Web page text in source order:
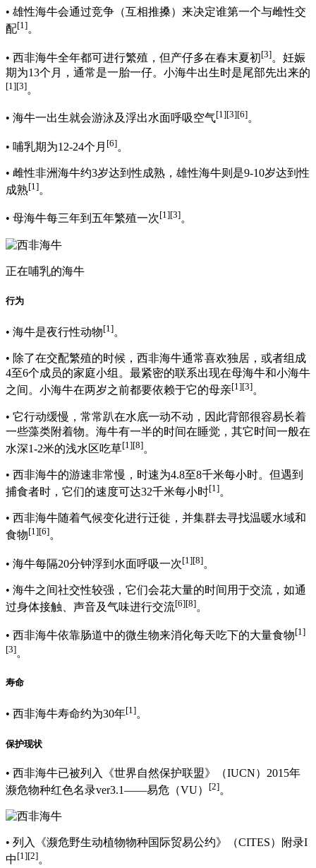
• 雄性海牛会通过竞争（互相推搡）来决定谁第一个与雌性交
配[1]。
• 西非海牛全年都可进行繁殖，但产仔多在春末夏初[3]。妊娠
期为13个月，通常是一胎一仔。小海牛出生时是尾部先出来的
[1][3]。
• 海牛一出生就会游泳及浮出水面呼吸空气[1][3][6]。
• 哺乳期为12-24个月 [6]。
• 雌性非洲海牛约3岁达到性成熟，雄性海牛则是9-10岁达到性
成熟[1]。
• 母海牛每三年到五年繁殖一次[1][3]。
正在哺乳的海牛
行为
• 海牛是夜行性动物[1]。
• 除了在交配繁殖的时候，西非海牛通常喜欢独居，或者组成
4至6个成员的家庭小组。最紧密的联系出现在母海牛和小海牛
之间。小海牛在两岁之前都要依赖于它的母亲[1][3]。
• 它行动缓慢，常常趴在水底一动不动，因此背部很容易长着
一些藻类附着物。海牛有一半的时间在睡觉，其它时间一般在
水深1-2米的浅水区吃草[1][8]。
• 西非海牛的游速非常慢，时速为4.8至8千米每小时。但遇到
捕食者时，它们的速度可达32千米每小时[1]。
• 西非海牛随着气候变化进行迁徙，并集群去寻找温暖水域和
食物[1][6]。
• 海牛每隔20分钟浮到水面呼吸一次[1][8]。
• 海牛之间社交性较强，它们会花大量的时间用于交流，如通
过身体接触、声音及气味进行交流[6][8]。
• 西非海牛依靠肠道中的微生物来消化每天吃下的大量食物[1]
[3]。
寿命
• 西非海牛寿命约为30年[1]。
保护现状
• 西非海牛已被列入《世界自然保护联盟》（IUCN）2015年
濒危物种红色名录ver3.1——易危（VU）
[2]。
• 列入《濒危野生动植物物种国际贸易公约》（CITES）附录I
中 [1][2]。